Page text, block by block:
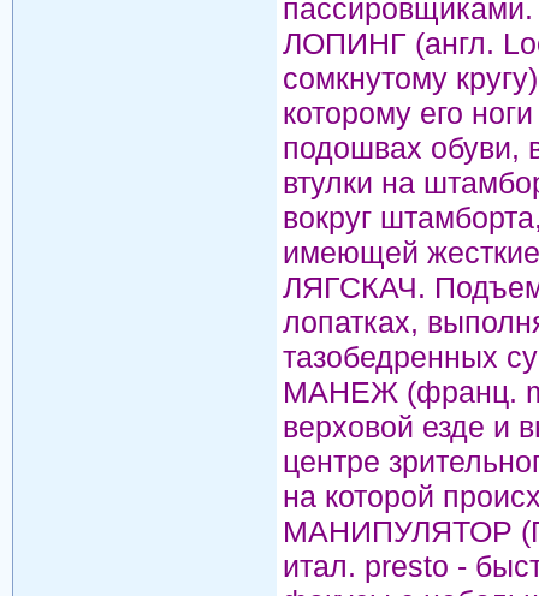
пассировщиками.
ЛОПИНГ (англ.
сомкнутому
которому его
подошвах обуви,
втулки на
вокруг
имеющей
ЛЯГСКАЧ.
лопатках,
тазобедренных
МАНЕЖ (франц.
верховой езде и
центре
на которой
МАНИПУЛЯТОР
итал. presto -